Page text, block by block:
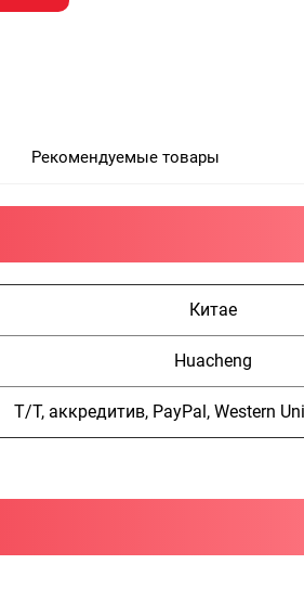
Рекомендуемые товары
Китае
Huacheng
Т/Т, аккредитив, PayPal, Western